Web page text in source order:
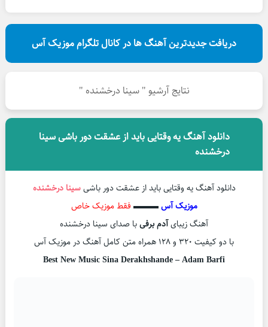
دریافت جدیدترین آهنگ ها در کانال تلگرام موزیک آس
نتایج آرشیو " سینا درخشنده "
دانلود آهنگ یه وقتایی باید از عشقت دور باشی سینا
درخشنده
دانلود آهنگ یه وقتایی باید از عشقت دور باشیسینا درخشنده
موزیک آس▬▬▬ فقط موزیک خاص
آهنگ زیبایآدم برفیبا صدای سینا درخشنده
با دو کیفیت ۳۲۰ و ۱۲۸ همراه متن کامل آهنگ در موزیک آس
Best New Music Sina Derakhshande – Adam Barfi